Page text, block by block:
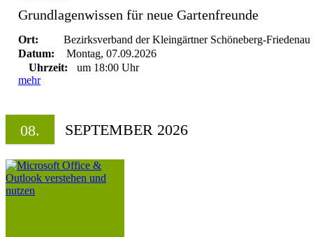
Grundlagenwissen für neue Gartenfreunde
Ort:
Bezirksverband der Kleingärtner Schöneberg-Friedenau
Datum:
Montag, 07.09.2026
Uhrzeit:
um 18:00 Uhr
mehr
08. SEPTEMBER 2026